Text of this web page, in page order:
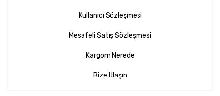
Kullanıcı Sözleşmesi
Mesafeli Satış Sözleşmesi
Kargom Nerede
Bize Ulaşın